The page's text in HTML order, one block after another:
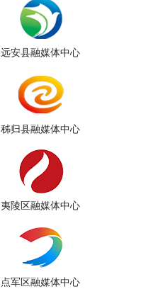
远安县融媒体中心
秭归县融媒体中心
夷陵区融媒体中心
点军区融媒体中心